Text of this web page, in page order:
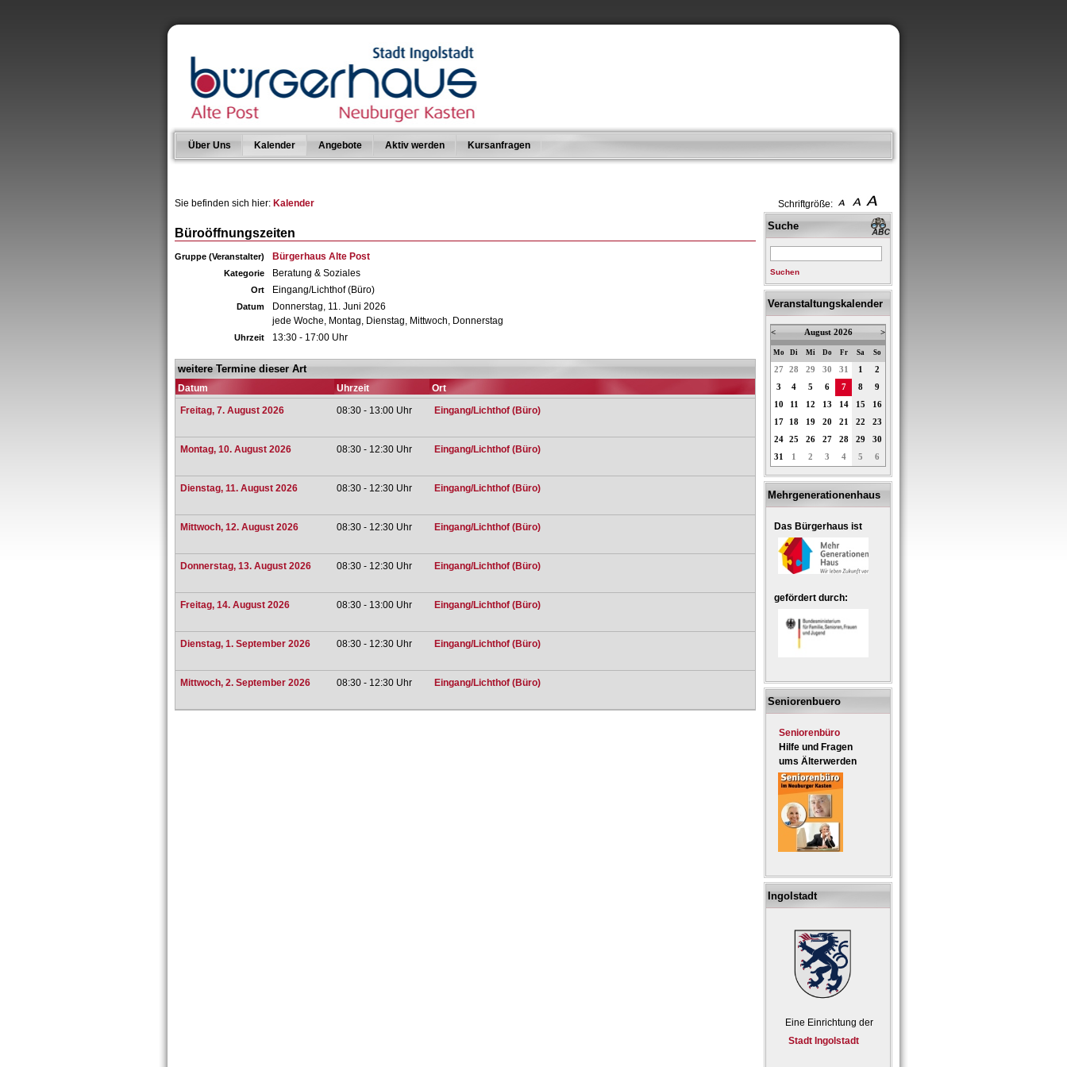
Schriftgröße:
Über Uns Kalender Angebote Aktiv werden Kursanfragen
Sie befinden sich hier: Kalender
Büroöffnungszeiten
Gruppe (Veranstalter) Bürgerhaus Alte Post
Kategorie Beratung & Soziales
Ort Eingang/Lichthof (Büro)
Datum
Donnerstag, 11. Juni 2026
jede Woche, Montag, Dienstag, Mittwoch, Donnerstag
Uhrzeit 13:30 - 17:00 Uhr
weitere Termine dieser Art
Datum Uhrzeit
Ort
Freitag, 7. August 2026
08:30 - 13:00 Uhr Eingang/Lichthof (Büro)
Montag, 10. August 2026 08:30 - 12:30 Uhr Eingang/Lichthof (Büro)
Dienstag, 11. August 2026 08:30 - 12:30 Uhr Eingang/Lichthof (Büro)
Mittwoch, 12. August 2026 08:30 - 12:30 Uhr Eingang/Lichthof (Büro)
Donnerstag, 13. August 2026 08:30 - 12:30 Uhr Eingang/Lichthof (Büro)
Freitag, 14. August 2026 08:30 - 13:00 Uhr Eingang/Lichthof (Büro)
Dienstag, 1. September 2026 08:30 - 12:30 Uhr Eingang/Lichthof (Büro)
Mittwoch, 2. September 2026 08:30 - 12:30 Uhr Eingang/Lichthof (Büro)
Suche
Suchen
Veranstaltungskalender
< August 2026 >
Mo Di Mi Do Fr Sa So
27 28 29 30 31 1
2
3
4 5 6 7 8
9
10
11 12 13 14 15
16
17
18 19 20 21 22
23
24
25 26 27 28 29
30
31
1 2 3 4 5 6
Mehrgenerationenhaus
Das Bürgerhaus ist
gefördert durch:
Seniorenbuero
Seniorenbüro
Hilfe und Fragen
ums Älterwerden
Ingolstadt
Eine Einrichtung der
Stadt Ingolstadt